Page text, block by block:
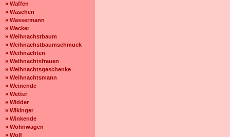
» Waffen
» Waschen
» Wassermann
» Wecker
» Weihnachstbaum
» Weihnachstbaumschmuck
» Weihnachten
» Weihnachtsfrauen
» Weihnachtsgeschenke
» Weihnachtsmann
» Weinende
» Wetter
» Widder
» Wikinger
» Winkende
» Wohnwagen
» Wolf